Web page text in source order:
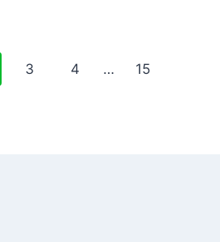
3 4 … 15